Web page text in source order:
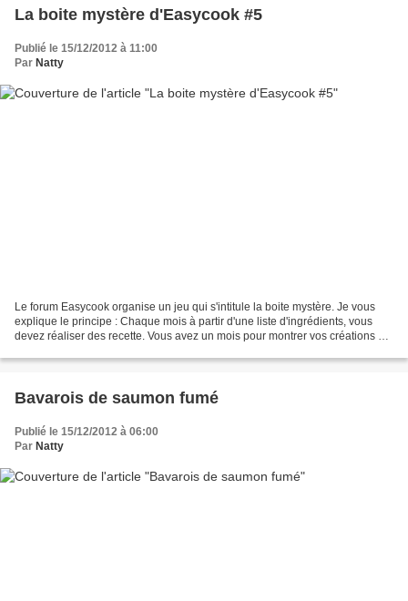
La boite mystère d'Easycook #5
Publié le 15/12/2012 à 11:00
Par Natty
Le forum Easycook organise un jeu qui s'intitule la boite mystère. Je vous
explique le principe : Chaque mois à partir d'une liste d'ingrédients, vous
devez réaliser des recette. Vous avez un mois pour montrer vos créations et
Bavarois de saumon fumé
Publié le 15/12/2012 à 06:00
Par Natty